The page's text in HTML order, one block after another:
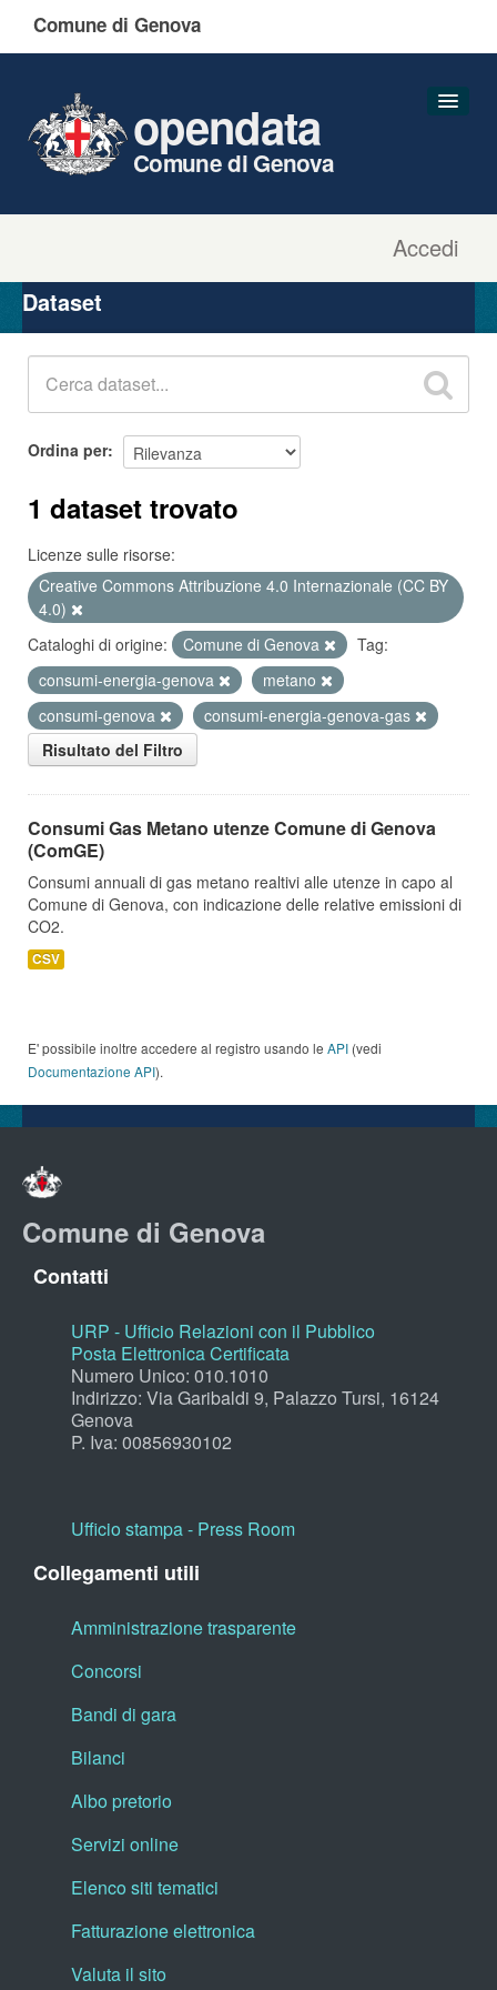
Comune di Genova
Accedi
opendata
Comune di Genova
Organizzazioni
Gruppi
Dataset
Ordina per
1 dataset trovato
Licenze sulle risorse:
Creative Commons Attribuzione 4.0 Internazionale (CC BY
4.0)
Cataloghi di origine:
Comune di Genova
Tag:
consumi-energia-genova
metano
consumi-genova
consumi-energia-genova-gas
Risultato del Filtro
Consumi Gas Metano utenze Comune di Genova
(ComGE)
Consumi annuali di gas metano realtivi alle utenze in capo al
Comune di Genova, con indicazione delle relative emissioni di
CO2.
CSV
E' possibile inoltre accedere al registro usando le API (vedi
Documentazione API).
Comune di Genova
Contatti
URP - Ufficio Relazioni con il Pubblico
Posta Elettronica Certificata
Numero Unico: 010.1010
Indirizzo: Via Garibaldi 9, Palazzo Tursi, 16124
Genova
P. Iva: 00856930102
Ufficio stampa - Press Room
Collegamenti utili
Amministrazione trasparente
Concorsi
Bandi di gara
Bilanci
Albo pretorio
Servizi online
Elenco siti tematici
Fatturazione elettronica
Valuta il sito